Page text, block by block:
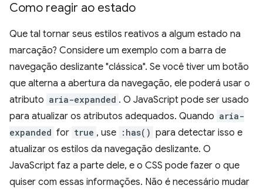
Como reagir ao estado
Que tal tornar seus estilos reativos a algum estado na
marcação? Considere um exemplo com a barra de
navegação deslizante "clássica". Se você tiver um botão
que alterna a abertura da navegação, ele poderá usar o
atributo aria-expanded . O JavaScript pode ser usado
para atualizar os atributos adequados. Quando aria-
expanded for true , use :has() para detectar isso e
atualizar os estilos da navegação deslizante. O
JavaScript faz a parte dele, e o CSS pode fazer o que
quiser com essas informações. Não é necessário mudar